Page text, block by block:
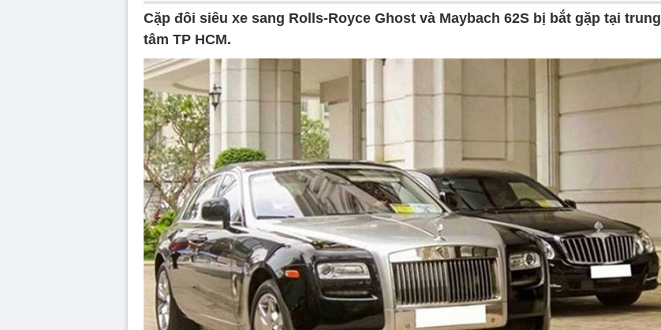
Cặp đôi siêu xe sang Rolls-Royce Ghost và Maybach 62S bị bắt gặp tại trung
tâm TP HCM.